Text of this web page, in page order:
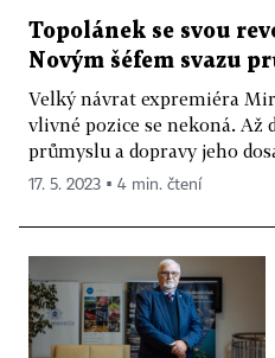
Topolánek se svou
Novým šéfem svazu
Velký návrat expremiéra
vlivné pozice se nekoná. Až
průmyslu a dopravy jeho
17. 5. 2023 ▪ 4 min. čtení